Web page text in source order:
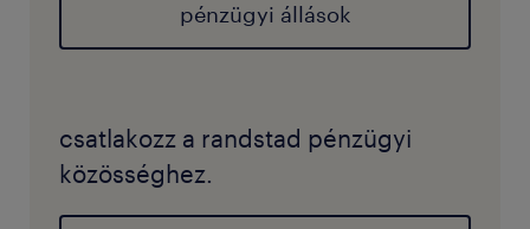
pénzügyi állások
csatlakozz a randstad pénzügyi
közösséghez.